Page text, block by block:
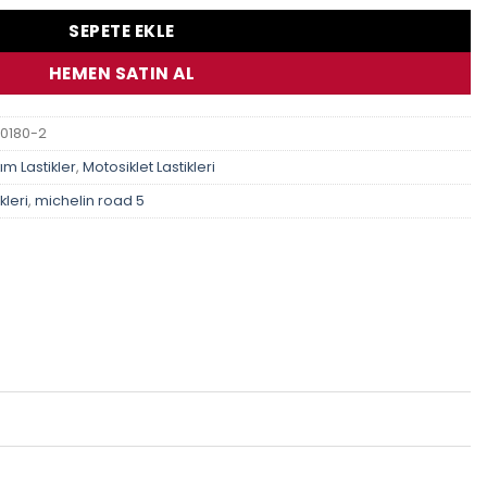
SEPETE EKLE
HEMEN SATIN AL
2
Lastikler, Motosiklet Lastikleri
, michelin road 5